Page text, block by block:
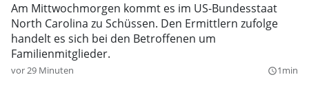
Am Mittwochmorgen kommt es im US-Bundesstaat
North Carolina zu Schüssen. Den Ermittlern zufolge
handelt es sich bei den Betroffenen um
Familienmitglieder.
vor 29 Minuten query_builder1min